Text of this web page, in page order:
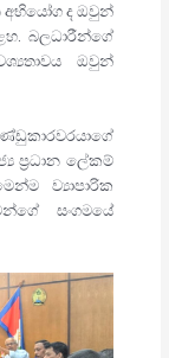
ද ඔවුන්
බලධාරීන්ගේ
ඔවුන්
ප්‍රධාන ලේකම්
ව්‍යාපාරික
සංගමයේ